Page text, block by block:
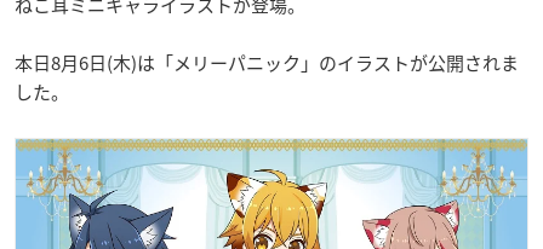
本日8月6日(木)は「メリーパニック」のイラストが公開されま
した。